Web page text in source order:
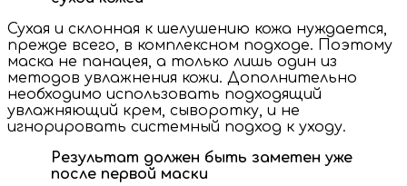
Сухая и склонная к шелушению кожа нуждается,
прежде всего, в комплексном подходе. Поэтому
маска не панацея, а только лишь один из
методов увлажнения кожи. Дополнительно
необходимо использовать подходящий
увлажняющий крем, сыворотку, и не
игнорировать системный подход к уходу.
Результат должен быть заметен уже
после первой маски